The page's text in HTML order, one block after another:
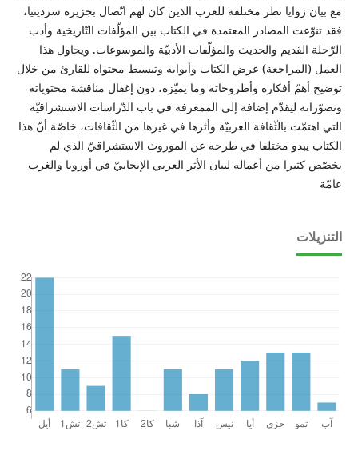
مع بيان زوايا نظر مختلفة للعرب الذين كان لهم اتّصال بجزيرة سردينيا،
فقد تنوّعت المصادر المعتمدة في الكتاب بين المؤلّفات التّاريخية وأدب
الرّحلة القديم والحديث والمؤلّفات الأدبيّة والموسوعات. ويحاول هذا
العمل (المراجعة) عرض الكتاب وأبوابه وتبسيط محتواه للقارئ من خلال
توضيح أهمّ أفكاره وأطروحاته وما يميّزه، دون إغفال مناقشة محتوياته
وتصوّراته ليقدّم إضافة إلى الممعرفة في باب الدّراسات الاستشراقيّة
التي اهتمّت بالثّقافة العربيّة وأثرها في غيرها من الثّقافات، خاصّة أنّ هذا
الكتاب يبدو مختلفا في طرحه عن الموروث الاستشراقيّ الذي لم
يخصّص كثيرا من أعماله لبيان الأثر العربي الإيجابيّ في أوروبا والغرب
عامّة
التنزيلات